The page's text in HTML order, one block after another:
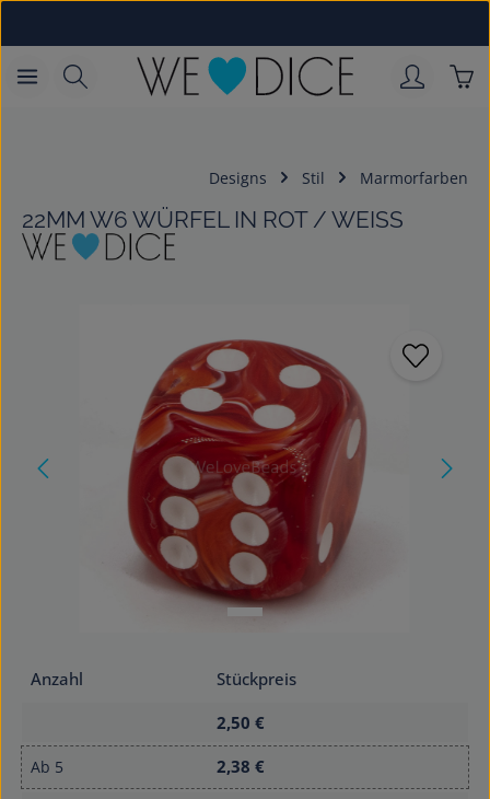
Designs Stil Marmorfarben
22MM W6 WÜRFEL IN ROT / WEISS
Anzahl
Stückpreis
2,50 €
Ab 5 2,38 €